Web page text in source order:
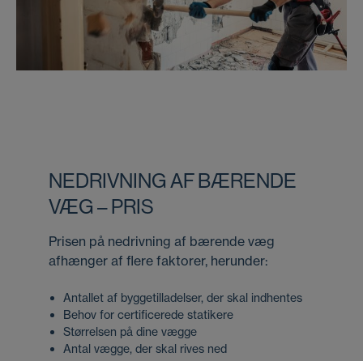
NEDRIVNING AF BÆRENDE
VÆG – PRIS
Prisen på nedrivning af bærende væg
afhænger af flere faktorer, herunder:
Antallet af byggetilladelser, der skal indhentes
Behov for certificerede statikere
Størrelsen på dine vægge
Antal vægge, der skal rives ned